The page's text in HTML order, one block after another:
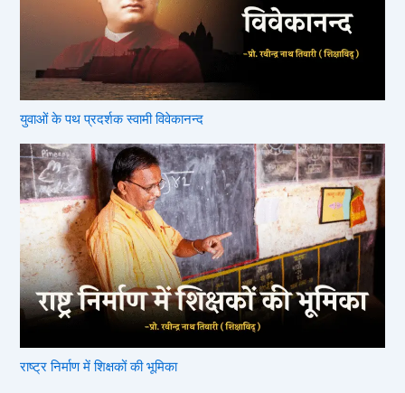
युवाओं के पथ प्रदर्शक स्वामी विवेकानन्द
राष्ट्र निर्माण में शिक्षकों की भूमिका